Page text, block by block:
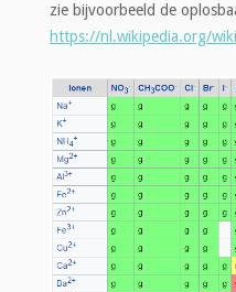
zie bijvoorbeeld de
https://nl.wikipedia.org/